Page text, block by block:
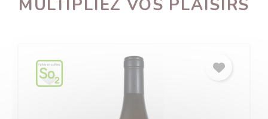
MULTIPLIEZ VOS PLAISIRS